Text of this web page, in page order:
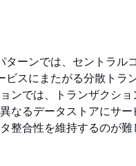
ターンでは、セントラル
ビスにまたがる分散トラ
ンでは、トランザクシ
なるデータストアにサ
整合性を維持するのが難